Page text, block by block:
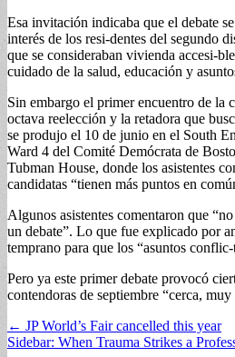
Esa invitación indicaba que el debate
interés de los resi-dentes del segundo
que se consideraban vivienda accesi-
cuidado de la salud, educación y
Sin embargo el primer encuentro de la
octava reelección y la retadora que
se produjo el 10 de junio en el South
Ward 4 del Comité Demócrata de
Tubman House, donde los asistentes
candidatas “tienen más puntos en
Algunos asistentes comentaron que
un debate”. Lo que fue explicado por
temprano para que los “asuntos
Pero ya este primer debate provocó
contendoras de septiembre “cerca, muy
Post
navigation
← JP World’s Fair cancelled this year
Sidebar: When Trauma Strikes a